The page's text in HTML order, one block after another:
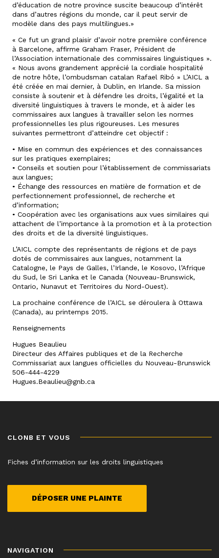
d’éducation de notre province suscite beaucoup d’intérêt
dans d’autres régions du monde, car il peut servir de
modèle dans des pays multilingues.»
« Ce fut un grand plaisir d’avoir notre première conférence
à Barcelone, affirme Graham Fraser, Président de
l’Association internationale des commissaires linguistiques ».
« Nous avons grandement apprécié la cordiale hospitalité
de notre hôte, l’ombudsman catalan Rafael Ribó » L’AICL a
été créée en mai dernier, à Dublin, en Irlande. Sa mission
consiste à soutenir et à défendre les droits, l’égalité et la
diversité linguistiques à travers le monde, et à aider les
commissaires aux langues à travailler selon les normes
professionnelles les plus rigoureuses. Les mesures
suivantes permettront d’atteindre cet objectif :
• Mise en commun des expériences et des connaissances
sur les pratiques exemplaires;
• Conseils et soutien pour l’établissement de commissariats
aux langues;
• Échange des ressources en matière de formation et de
perfectionnement professionnel, de recherche et
d’information;
• Coopération avec les organisations aux vues similaires qui
attachent de l’importance à la promotion et à la protection
des droits et de la diversité linguistiques.
L’AICL compte des représentants de régions et de pays
dotés de commissaires aux langues, notamment la
Catalogne, le Pays de Galles, l’Irlande, le Kosovo, l’Afrique
du Sud, le Sri Lanka et le Canada (Nouveau-Brunswick,
Ontario, Nunavut et Territoires du Nord-Ouest).
La prochaine conférence de l’AICL se déroulera à Ottawa
(Canada), au printemps 2015.
Renseignements
Hugues Beaulieu
Directeur des Affaires publiques et de la Recherche
Commissariat aux langues officielles du Nouveau-Brunswick
506-444-4229
Hugues.Beaulieu@gnb.ca
CLONB ET VOUS
Fiches d’information sur les droits linguistiques
DÉPOSER UNE PLAINTE
NAVIGATION